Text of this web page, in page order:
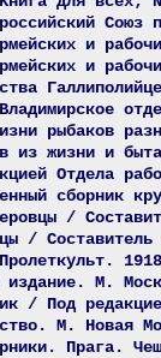
Союз
и
и
рыбаков
из жизни и
Отдела
сборник
/
/
1918
М.
/ Под
М. Новая
Прага.